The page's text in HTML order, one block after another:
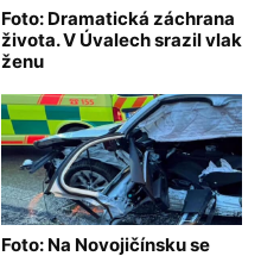
Foto: Dramatická záchrana
života. V Úvalech srazil vlak
ženu
Foto: Na Novojičínsku se